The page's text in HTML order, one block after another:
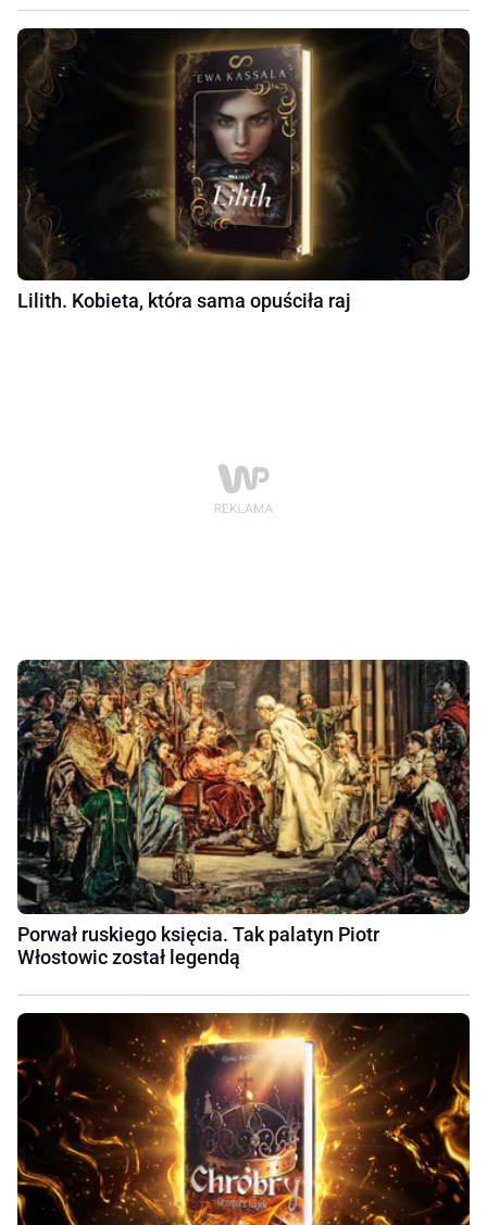
Lilith. Kobieta, która sama opuściła raj
Porwał ruskiego księcia. Tak palatyn Piotr
Włostowic został legendą